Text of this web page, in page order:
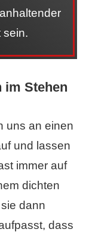
sein.
im Stehen
uns an einen
und lassen
immer auf
dichten
dann
dass